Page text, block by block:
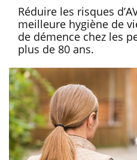
Réduire les risques
meilleure hygiène de
de démence chez les
plus de 80 ans.